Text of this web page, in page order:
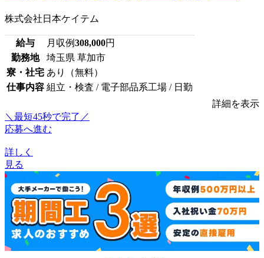
株式会社日本ケイテム
給与 月収例308,000円
勤務地
埼玉県 草加市
寮・社宅 あり（無料）
仕事内容 組立・検査 / 電子部品系工場 / 日勤
詳細を表示
＼最短45秒で完了／
応募へ進む
詳しく
見る